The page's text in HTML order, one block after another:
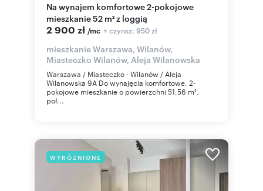
Na wynajem komfortowe 2-pokojowe
mieszkanie 52 m² z loggią
2 900 zł /mc + czynsz: 950 zł
mieszkanie Warszawa, Wilanów,
Miasteczko Wilanów, Aleja Wilanowska
Warszawa / Miasteczko - Wilanów / Aleja
Wilanowska 9A Do wynajęcia komfortowe, 2-
pokojowe mieszkanie o powierzchni 51,56 m²,
poł...
WYRÓŻNIONE